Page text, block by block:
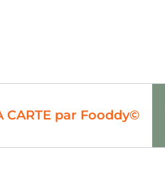
CARTE par Fooddy©